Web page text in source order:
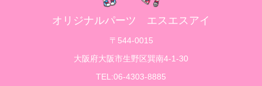
オリジナルパーツ エスエスアイ
〒544-0015
大阪府大阪市生野区巽南4-1-30
TEL:06-4303-8885